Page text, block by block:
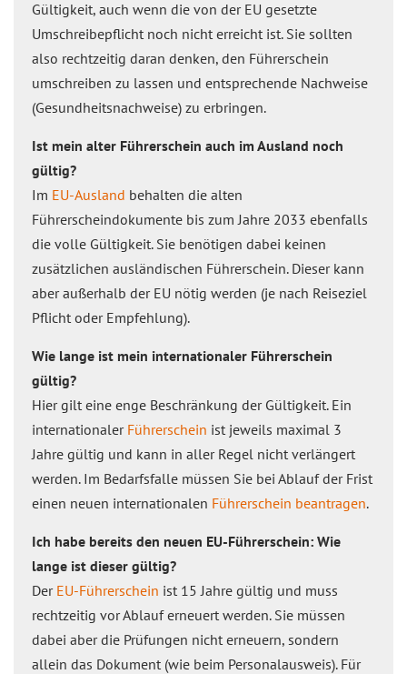
Gültigkeit, auch wenn die von der EU gesetzte
Umschreibepflicht noch nicht erreicht ist. Sie sollten
also rechtzeitig daran denken, den Führerschein
umschreiben zu lassen und entsprechende Nachweise
(Gesundheitsnachweise) zu erbringen.
Ist mein alter Führerschein auch im Ausland noch
gültig?
Im EU-Ausland behalten die alten
Führerscheindokumente bis zum Jahre 2033 ebenfalls
die volle Gültigkeit. Sie benötigen dabei keinen
zusätzlichen ausländischen Führerschein. Dieser kann
aber außerhalb der EU nötig werden (je nach Reiseziel
Pflicht oder Empfehlung).
Wie lange ist mein internationaler Führerschein
gültig?
Hier gilt eine enge Beschränkung der Gültigkeit. Ein
internationaler Führerschein ist jeweils maximal 3
Jahre gültig und kann in aller Regel nicht verlängert
werden. Im Bedarfsfalle müssen Sie bei Ablauf der Frist
einen neuen internationalen Führerschein beantragen.
Ich habe bereits den neuen EU-Führerschein: Wie
lange ist dieser gültig?
Der EU-Führerschein ist 15 Jahre gültig und muss
rechtzeitig vor Ablauf erneuert werden. Sie müssen
dabei aber die Prüfungen nicht erneuern, sondern
allein das Dokument (wie beim Personalausweis). Für